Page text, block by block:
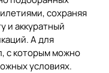
сохраняя
и аккуратный
А для
с которым можно
условиях.